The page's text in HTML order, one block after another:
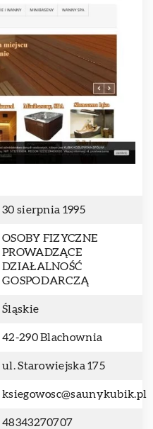
30 sierpnia 1995
OSOBY FIZYCZNE
PROWADZĄCE
DZIAŁALNOŚĆ
GOSPODARCZĄ
Śląskie
42-290 Blachownia
ul. Starowiejska 175
ksiegowosc@saunykubik.pl
48343270707